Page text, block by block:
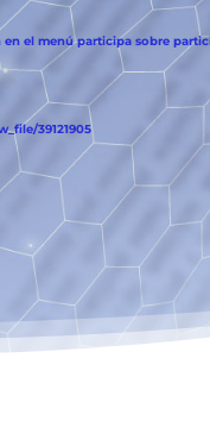
el menú participa sobre
39121905